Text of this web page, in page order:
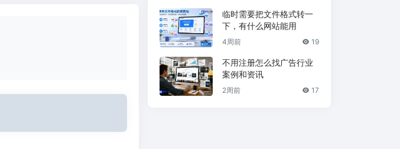
临时需要把文件格式转一
下，有什么网站能用
4周前 19
不用注册怎么找广告行业
案例和资讯
2周前 17